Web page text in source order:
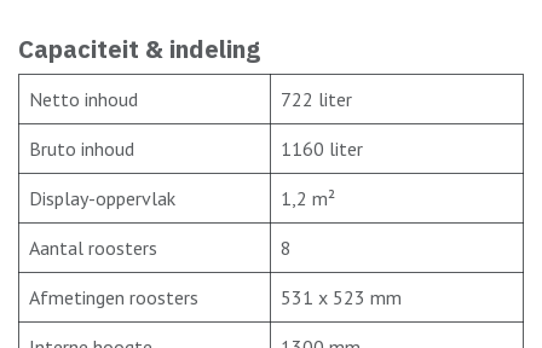
Capaciteit & indeling
Netto inhoud 722 liter
Bruto inhoud 1160 liter
Display-oppervlak 1,2 m²
Aantal roosters 8
Afmetingen roosters 531 x 523 mm